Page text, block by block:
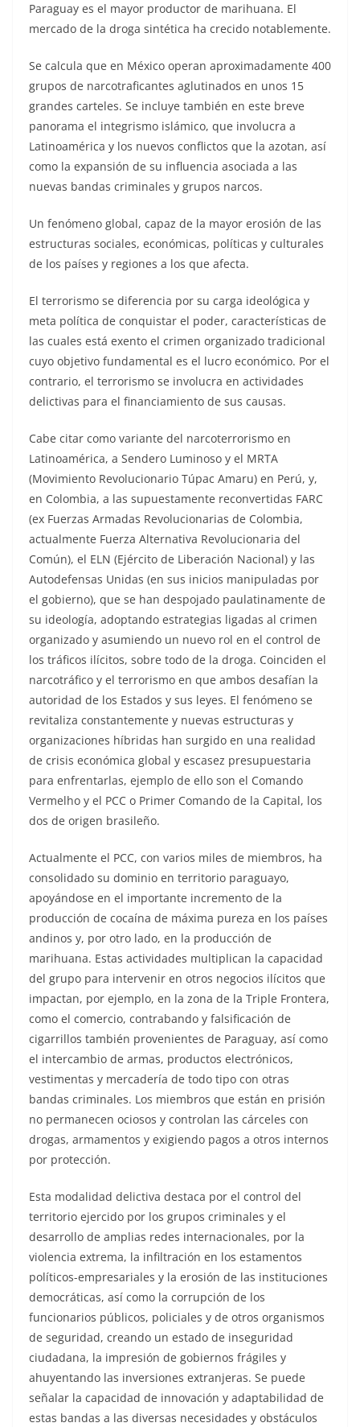
Paraguay es el mayor productor de marihuana. El
mercado de la droga sintética ha crecido notablemente.
Se calcula que en México operan aproximadamente 400
grupos de narcotraficantes aglutinados en unos 15
grandes carteles. Se incluye también en este breve
panorama el integrismo islámico, que involucra a
Latinoamérica y los nuevos conflictos que la azotan, así
como la expansión de su influencia asociada a las
nuevas bandas criminales y grupos narcos.
Un fenómeno global, capaz de la mayor erosión de las
estructuras sociales, económicas, políticas y culturales
de los países y regiones a los que afecta.
El terrorismo se diferencia por su carga ideológica y
meta política de conquistar el poder, características de
las cuales está exento el crimen organizado tradicional
cuyo objetivo fundamental es el lucro económico. Por el
contrario, el terrorismo se involucra en actividades
delictivas para el financiamiento de sus causas.
Cabe citar como variante del narcoterrorismo en
Latinoamérica, a Sendero Luminoso y el MRTA
(Movimiento Revolucionario Túpac Amaru) en Perú, y,
en Colombia, a las supuestamente reconvertidas FARC
(ex Fuerzas Armadas Revolucionarias de Colombia,
actualmente Fuerza Alternativa Revolucionaria del
Común), el ELN (Ejército de Liberación Nacional) y las
Autodefensas Unidas (en sus inicios manipuladas por
el gobierno), que se han despojado paulatinamente de
su ideología, adoptando estrategias ligadas al crimen
organizado y asumiendo un nuevo rol en el control de
los tráficos ilícitos, sobre todo de la droga. Coinciden el
narcotráfico y el terrorismo en que ambos desafían la
autoridad de los Estados y sus leyes. El fenómeno se
revitaliza constantemente y nuevas estructuras y
organizaciones híbridas han surgido en una realidad
de crisis económica global y escasez presupuestaria
para enfrentarlas, ejemplo de ello son el Comando
Vermelho y el PCC o Primer Comando de la Capital, los
dos de origen brasileño.
Actualmente el PCC, con varios miles de miembros, ha
consolidado su dominio en territorio paraguayo,
apoyándose en el importante incremento de la
producción de cocaína de máxima pureza en los países
andinos y, por otro lado, en la producción de
marihuana. Estas actividades multiplican la capacidad
del grupo para intervenir en otros negocios ilícitos que
impactan, por ejemplo, en la zona de la Triple Frontera,
como el comercio, contrabando y falsificación de
cigarrillos también provenientes de Paraguay, así como
el intercambio de armas, productos electrónicos,
vestimentas y mercadería de todo tipo con otras
bandas criminales. Los miembros que están en prisión
no permanecen ociosos y controlan las cárceles con
drogas, armamentos y exigiendo pagos a otros internos
por protección.
Esta modalidad delictiva destaca por el control del
territorio ejercido por los grupos criminales y el
desarrollo de amplias redes internacionales, por la
violencia extrema, la infiltración en los estamentos
políticos-empresariales y la erosión de las instituciones
democráticas, así como la corrupción de los
funcionarios públicos, policiales y de otros organismos
de seguridad, creando un estado de inseguridad
ciudadana, la impresión de gobiernos frágiles y
ahuyentando las inversiones extranjeras. Se puede
señalar la capacidad de innovación y adaptabilidad de
estas bandas a las diversas necesidades y obstáculos